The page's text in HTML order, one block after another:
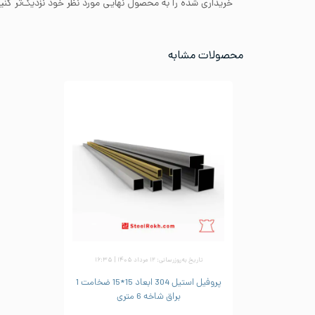
خریداری شده را به محصول نهایی مورد نظر خود نزدیک‌تر
محصولات مشابه
تاریخ به‌روزرسانی: ۱۲ مرداد ۱۴۰۵ | ۱۶:۳۵
پروفیل استیل 304 ابعاد 15*15 ضخامت 1
براق شاخه 6 متری